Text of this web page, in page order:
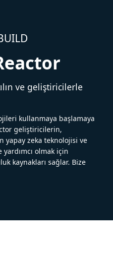
ve geliştiricilerle
kullanmaya başlamaya
geliştiricilerin,
yapay zeka teknolojisi ve
olmak için
kaynakları sağlar. Bize